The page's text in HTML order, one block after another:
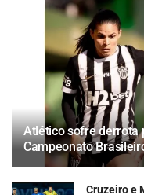
Atlético sofre derrota
Campeonato
Cruzeiro e